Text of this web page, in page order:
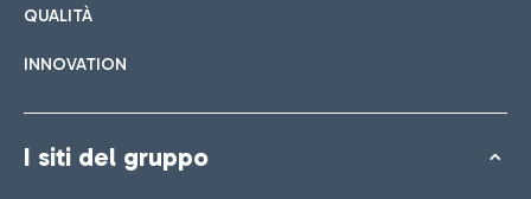
QUALITÀ
INNOVATION
I siti del gruppo